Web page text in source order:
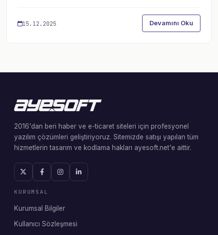
15.12.2025 Devamını Oku
2016'dan beri haber ve e-ticaret siteleri için profesyonel
yazılım çözümleri geliştiriyoruz. Sitemizde satışı yapılan tüm
hizmetlerin tasarım ve kodlama hakları ayesoft.net'e aittir.
KURUMSAL
Kurumsal Bilgiler
Kullanıcı Sözleşmesi